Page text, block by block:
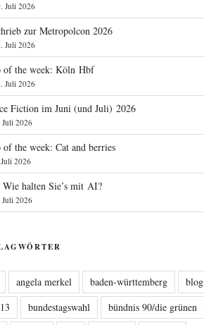
Juli 2026
zur Metropolcon 2026
Juli 2026
of the week: Köln Hbf
Juli 2026
Fiction im Juni (und Juli) 2026
Juli 2026
of the week: Cat and berries
2026
halten Sie’s mit AI?
Juli 2026
angela merkel baden-württemberg
blog
bundestagswahl
bündnis 90/die grünen